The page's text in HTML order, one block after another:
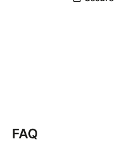
FAQ